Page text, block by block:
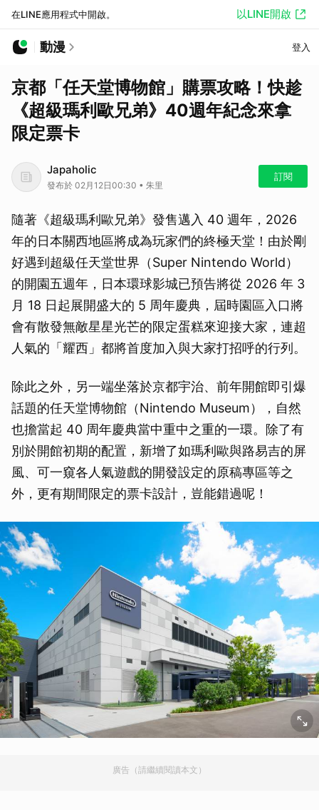
在LINE應用程式中開啟。 以LINE開啟
動漫 登入
京都「任天堂博物館」購票攻略！快趁
《超級瑪利歐兄弟》40週年紀念來拿
限定票卡
Japaholic
發布於 02月12日00:30 • 朱里
訂閱
隨著《超級瑪利歐兄弟》發售邁入 40 週年，2026
年的日本關西地區將成為玩家們的終極天堂！由於剛
好遇到超級任天堂世界（Super Nintendo World）
的開園五週年，日本環球影城已預告將從 2026 年 3
月 18 日起展開盛大的 5 周年慶典，屆時園區入口將
會有散發無敵星星光芒的限定蛋糕來迎接大家，連超
人氣的「耀西」都將首度加入與大家打招呼的行列。
除此之外，另一端坐落於京都宇治、前年開館即引爆
話題的任天堂博物館（Nintendo Museum），自然
也擔當起 40 周年慶典當中重中之重的一環。除了有
別於開館初期的配置，新增了如瑪利歐與路易吉的屏
風、可一窺各人氣遊戲的開發設定的原稿專區等之
外，更有期間限定的票卡設計，豈能錯過呢！
廣告（請繼續閱讀本文）